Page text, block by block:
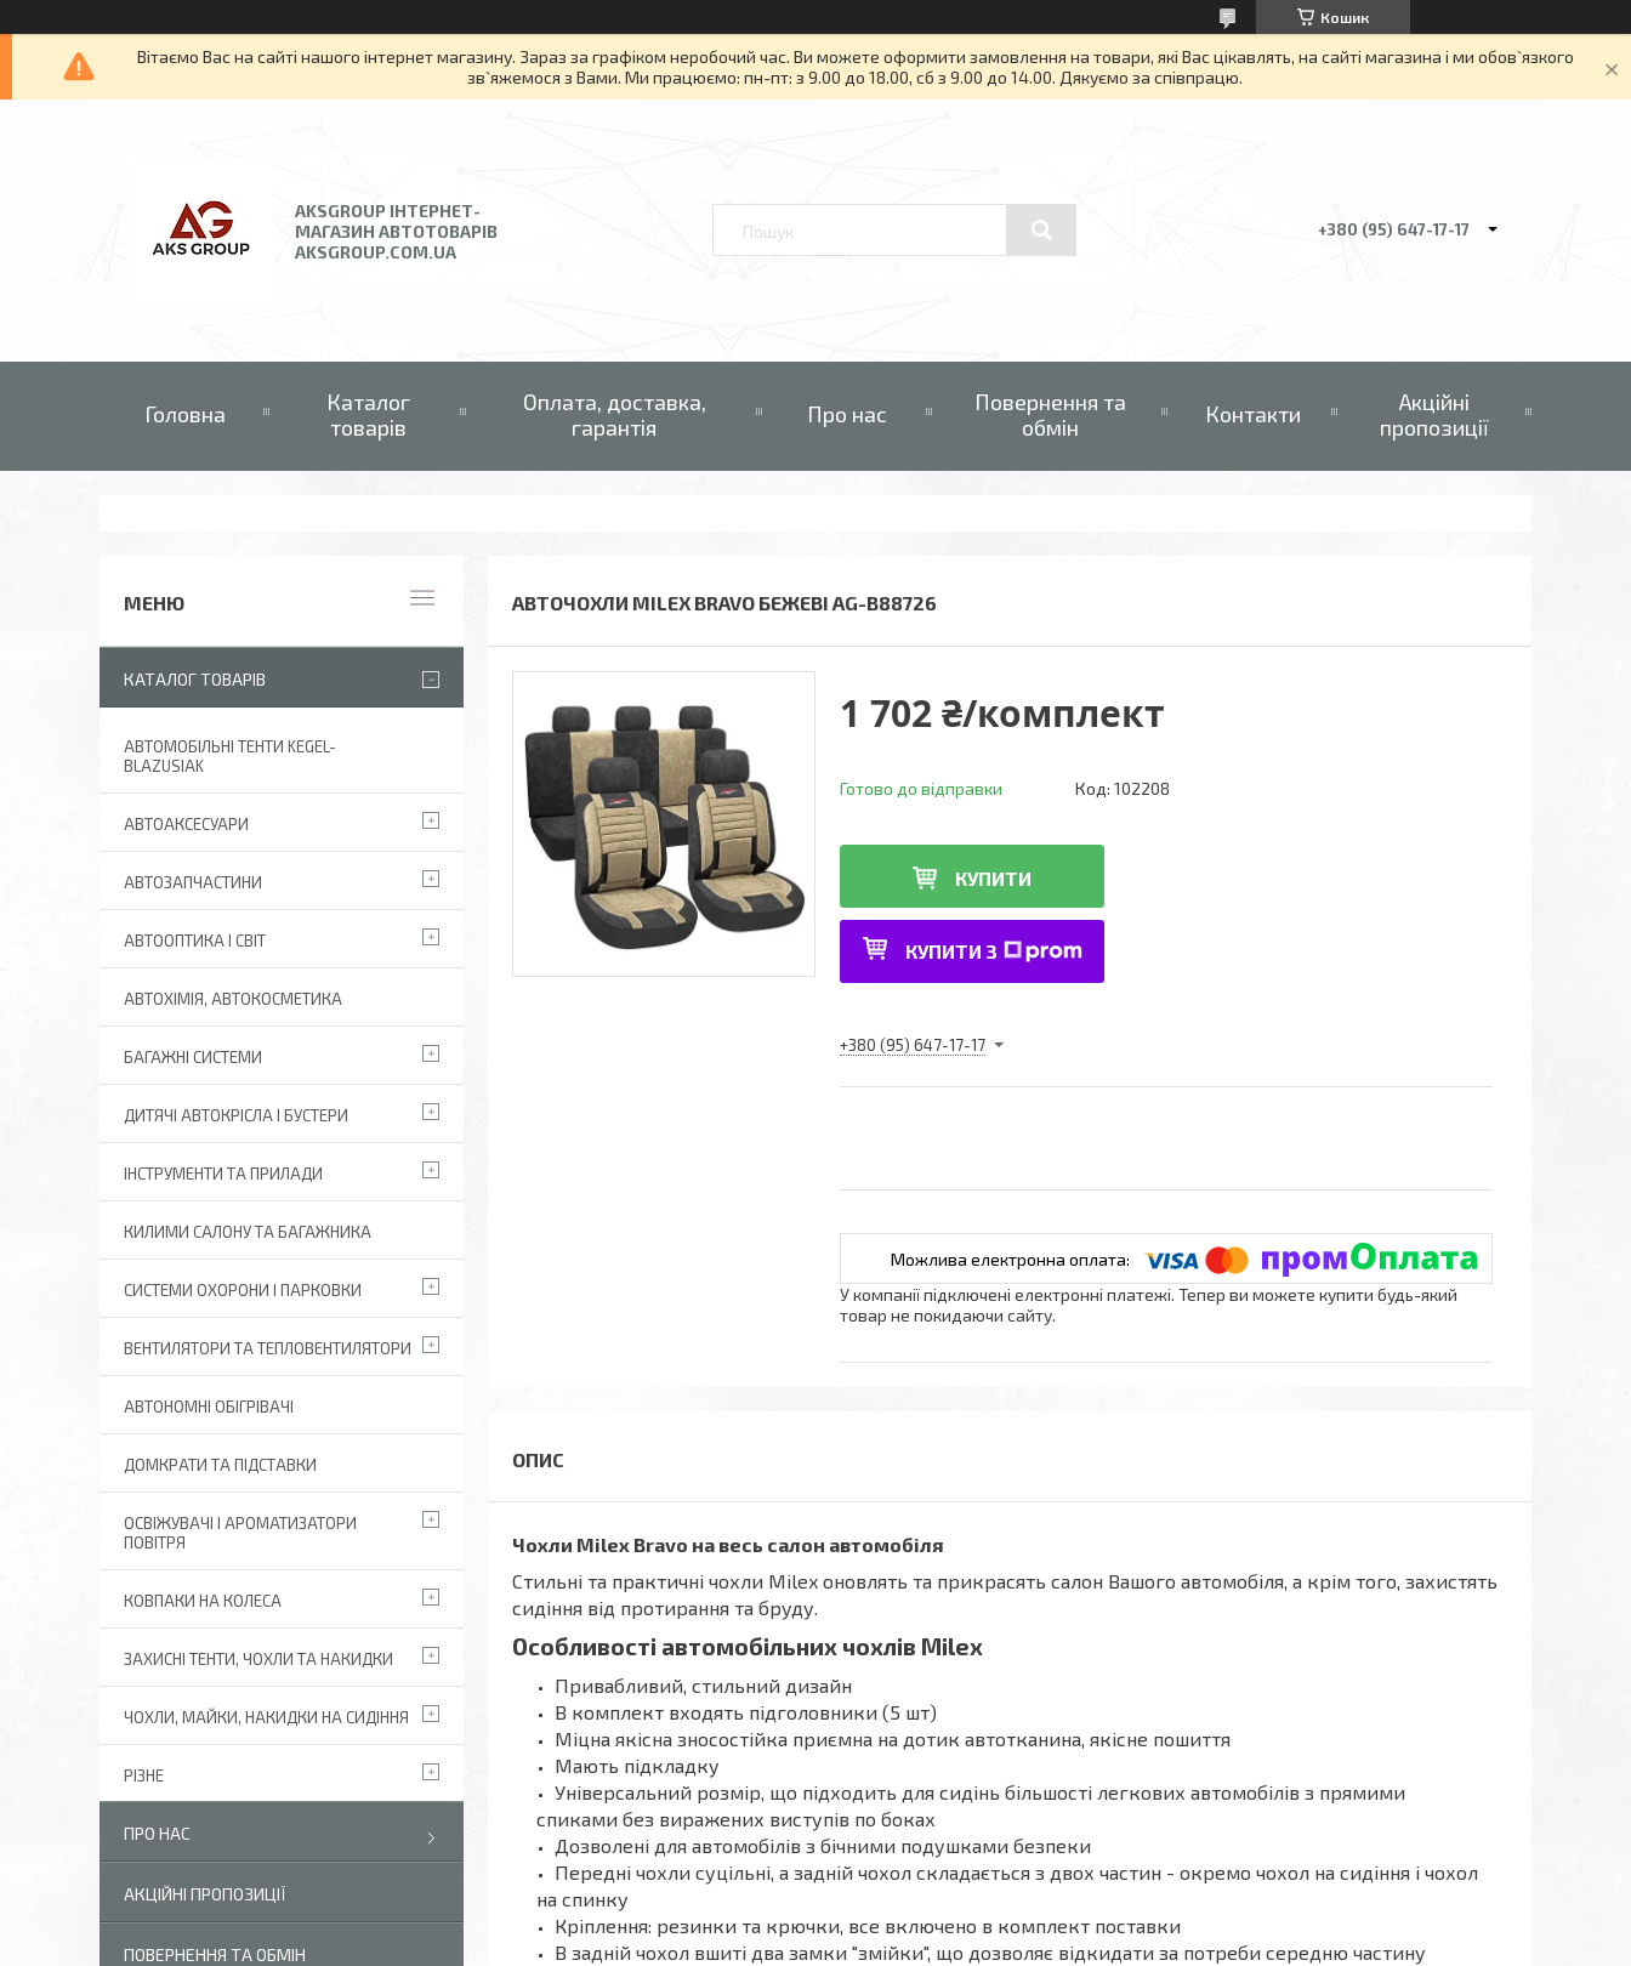
Кошик
Вітаємо Вас на сайті нашого інтернет магазину. Зараз за графіком неробочий час. Ви можете оформити замовлення на товари, які Вас цікавлять, на сайті магазина і ми обов`язкого
зв`яжемося з Вами. Ми працюємо: пн-пт: з 9.00 до 18.00, сб з 9.00 до 14.00. Дякуємо за співпрацю.
AKSGROUP ІНТЕРНЕТ-
МАГАЗИН АВТОТОВАРІВ
AKSGROUP.COM.UA
+380 (95) 647-17-17
Головна
Каталог
товарів
Оплата, доставка,
гарантія
Про нас
Повернення та
обмін
Контакти
Акційні
пропозиції
АВТОЧОХЛИ MILEX BRAVO БЕЖЕВІ AG-B88726
1 702 ₴/комплект
Готово до відправки Код: 102208
КУПИТИ
КУПИТИ З
+380 (95) 647-17-17
У компанії підключені електронні платежі. Тепер ви можете купити будь-який
товар не покидаючи сайту.
Чохли Milex Bravo на весь салон автомобіля
Стильні та практичні чохли Milex оновлять та прикрасять салон Вашого автомобіля, а крім того, захистять
сидіння від протирання та бруду.
Особливості автомобільних чохлів Milex
Привабливий, стильний дизайн
В комплект входять підголовники (5 шт)
Міцна якісна зносостійка приємна на дотик автотканина, якісне пошиття
Мають підкладку
Універсальний розмір, що підходить для сидінь більшості легкових автомобілів з прямими
спиками без виражених виступів по боках
Дозволені для автомобілів з бічними подушками безпеки
Передні чохли суцільні, а задній чохол складається з двох частин - окремо чохол на сидіння і чохол
на спинку
Кріплення: резинки та крючки, все включено в комплект поставки
В задній чохол вшиті два замки "змійки", що дозволяє відкидати за потреби середню частину
КАТАЛОГ ТОВАРІВ
АВТОМОБІЛЬНІ ТЕНТИ KEGEL-
BLAZUSIAK
АВТОАКСЕСУАРИ
АВТОЗАПЧАСТИНИ
АВТООПТИКА І СВІТ
АВТОХІМІЯ, АВТОКОСМЕТИКА
БАГАЖНІ СИСТЕМИ
ДИТЯЧІ АВТОКРІСЛА І БУСТЕРИ
ІНСТРУМЕНТИ ТА ПРИЛАДИ
КИЛИМИ САЛОНУ ТА БАГАЖНИКА
СИСТЕМИ ОХОРОНИ І ПАРКОВКИ
ВЕНТИЛЯТОРИ ТА ТЕПЛОВЕНТИЛЯТОРИ
АВТОНОМНІ ОБІГРІВАЧІ
ДОМКРАТИ ТА ПІДСТАВКИ
ОСВІЖУВАЧІ І АРОМАТИЗАТОРИ
ПОВІТРЯ
КОВПАКИ НА КОЛЕСА
ЗАХИСНІ ТЕНТИ, ЧОХЛИ ТА НАКИДКИ
ЧОХЛИ, МАЙКИ, НАКИДКИ НА СИДІННЯ
РІЗНЕ
ПРО НАС
АКЦІЙНІ ПРОПОЗИЦІЇ
ПОВЕРНЕННЯ ТА ОБМІН